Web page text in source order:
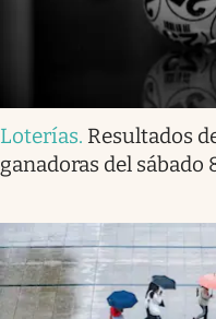
Loterías. Resultados
ganadoras del sábado